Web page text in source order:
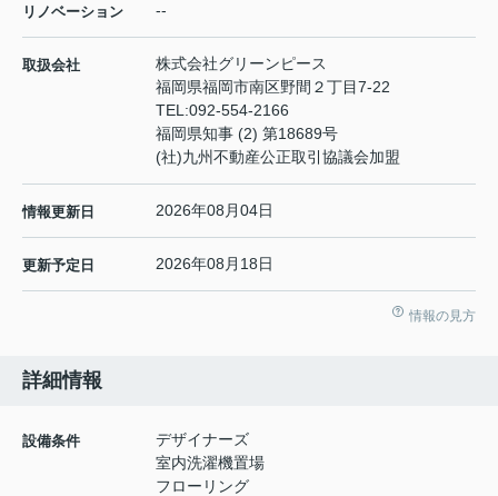
リノベーション --
取扱会社
株式会社グリーンピース
福岡県福岡市南区野間２丁目7-22
TEL:092-554-2166
福岡県知事 (2) 第18689号
(社)九州不動産公正取引協議会加盟
情報更新日 2026年08月04日
更新予定日 2026年08月18日
情報の見方
詳細情報
設備条件
デザイナーズ
室内洗濯機置場
フローリング